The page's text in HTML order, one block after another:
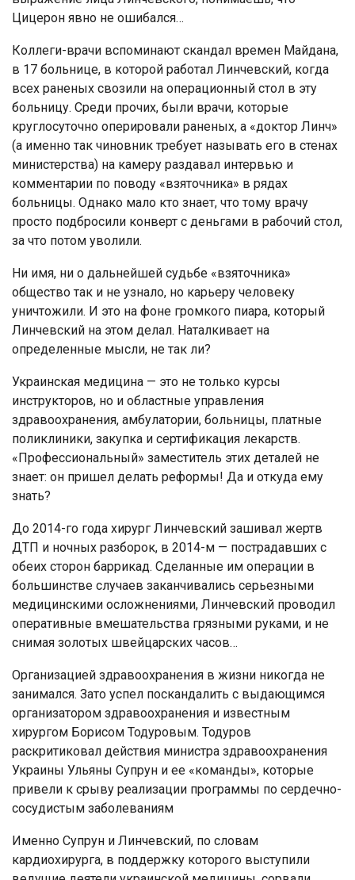
Цицерон явно не ошибался…
Коллеги-врачи вспоминают скандал времен Майдана,
в 17 больнице, в которой работал Линчевский, когда
всех раненых свозили на операционный стол в эту
больницу. Среди прочих, были врачи, которые
круглосуточно оперировали раненых, а «доктор Линч»
(а именно так чиновник требует называть его в стенах
министерства) на камеру раздавал интервью и
комментарии по поводу «взяточника» в рядах
больницы. Однако мало кто знает, что тому врачу
просто подбросили конверт с деньгами в рабочий стол,
за что потом уволили.
Ни имя, ни о дальнейшей судьбе «взяточника»
общество так и не узнало, но карьеру человеку
уничтожили. И это на фоне громкого пиара, который
Линчевский на этом делал. Наталкивает на
определенные мысли, не так ли?
Украинская медицина — это не только курсы
инструкторов, но и областные управления
здравоохранения, амбулатории, больницы, платные
поликлиники, закупка и сертификация лекарств.
«Профессиональный» заместитель этих деталей не
знает: он пришел делать реформы! Да и откуда ему
знать?
До 2014-го года хирург Линчевский зашивал жертв
ДТП и ночных разборок, в 2014-м — пострадавших с
обеих сторон баррикад. Сделанные им операции в
большинстве случаев заканчивались серьезными
медицинскими осложнениями, Линчевский проводил
оперативные вмешательства грязными руками, и не
снимая золотых швейцарских часов…
Организацией здравоохранения в жизни никогда не
занимался. Зато успел поскандалить с выдающимся
организатором здравоохранения и известным
хирургом Борисом Тодуровым. Тодуров
раскритиковал действия министра здравоохранения
Украины Ульяны Супрун и ее «команды», которые
привели к срыву реализации программы по сердечно-
сосудистым заболеваниям
Именно Супрун и Линчевский, по словам
кардиохирурга, в поддержку которого выступили